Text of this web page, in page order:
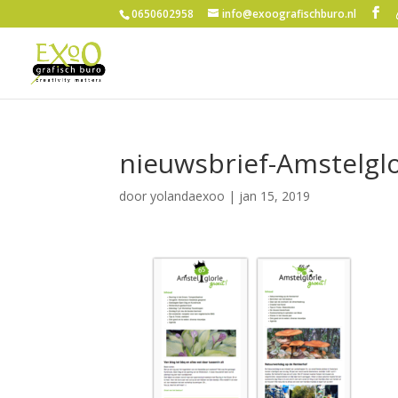
0650602958 info@exoografischburo.nl
nieuwsbrief-
dooryolandaexoo | jan 15, 2019